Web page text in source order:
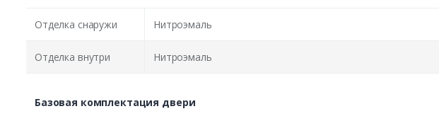
Отделка снаружи Нитроэмаль
Отделка внутри Нитроэмаль
Базовая комплектация двери